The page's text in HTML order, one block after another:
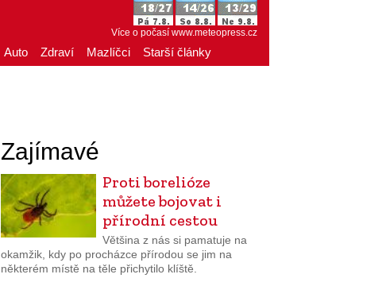
Více o počasí www.meteopress.cz
Auto Zdraví Mazlíčci Starší články
Zajímavé
Proti borelióze
můžete bojovat i
přírodní cestou
Většina z nás si pamatuje na
okamžik, kdy po procházce přírodou se jim na
některém místě na těle přichytilo klíště.